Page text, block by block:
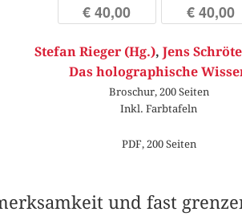
€ 40,00 € 40,00
Stefan Rieger (Hg.), Jens
Das holographische
Broschur, 200 Seiten
Inkl. Farbtafeln
PDF, 200 Seiten
und fast